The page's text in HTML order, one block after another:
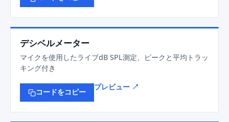
デシベルメーター
マイクを使用したライブdB SPL測定、ピークと平均トラッ
キング付き
コードをコピー
プレビュー ↗